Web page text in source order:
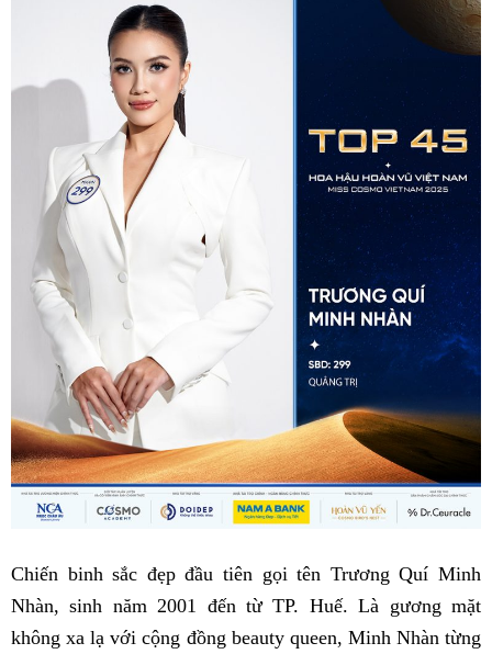
Chiến binh sắc đẹp đầu tiên gọi tên Trương Quí Minh
Nhàn, sinh năm 2001 đến từ TP. Huế. Là gương mặt
không xa lạ với cộng đồng beauty queen, Minh Nhàn từng